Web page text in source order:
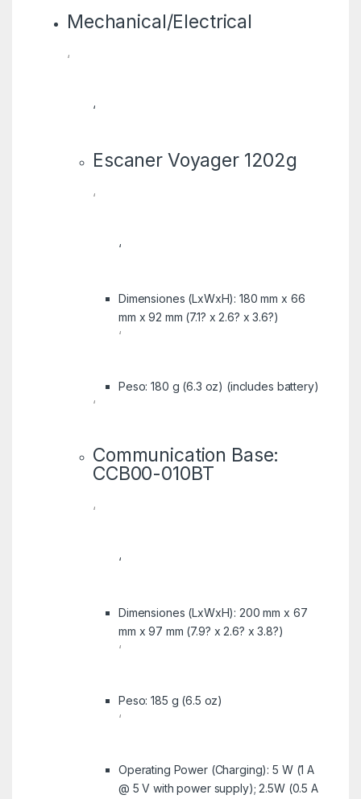
Mechanical/Electrical
‘
‘
Escaner Voyager 1202g
‘
‘
Dimensiones (LxWxH): 180 mm x 66
mm x 92 mm (7.1? x 2.6? x 3.6?)
‘
Peso: 180 g (6.3 oz) (includes battery)
‘
Communication Base:
CCB00-010BT
‘
‘
Dimensiones (LxWxH): 200 mm x 67
mm x 97 mm (7.9? x 2.6? x 3.8?)
‘
Peso: 185 g (6.5 oz)
‘
Operating Power (Charging): 5 W (1 A
@ 5 V with power supply); 2.5W (0.5 A